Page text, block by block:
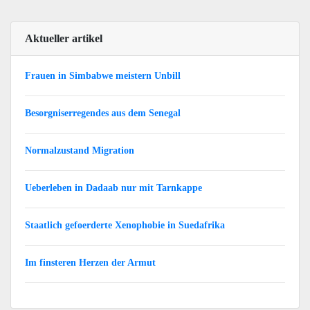
Aktueller artikel
Frauen in Simbabwe meistern Unbill
Besorgniserregendes aus dem Senegal
Normalzustand Migration
Ueberleben in Dadaab nur mit Tarnkappe
Staatlich gefoerderte Xenophobie in Suedafrika
Im finsteren Herzen der Armut